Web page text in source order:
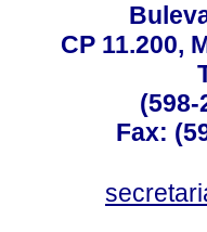
CP 11.200,
(598-
Fax: